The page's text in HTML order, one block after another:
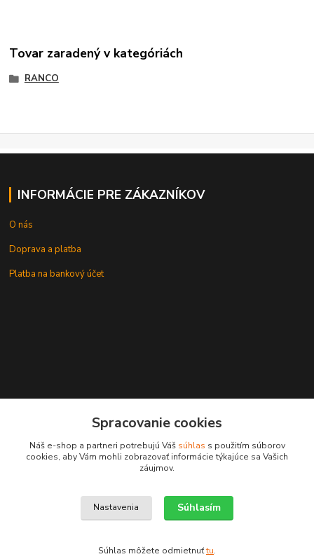
Tovar zaradený v kategóriách
RANCO
INFORMÁCIE PRE ZÁKAZNÍKOV
O nás
Doprava a platba
Platba na bankový účet
leksunsro@gmail.com
Upravit sběr cookies.
Spracovanie cookies
Náš e-shop a partneri potrebujú Váš súhlas s použitím súborov
cookies, aby Vám mohli zobrazovať informácie týkajúce sa Vašich
záujmov.
Nastavenia Súhlasím
Súhlas môžete odmietnuťtu.